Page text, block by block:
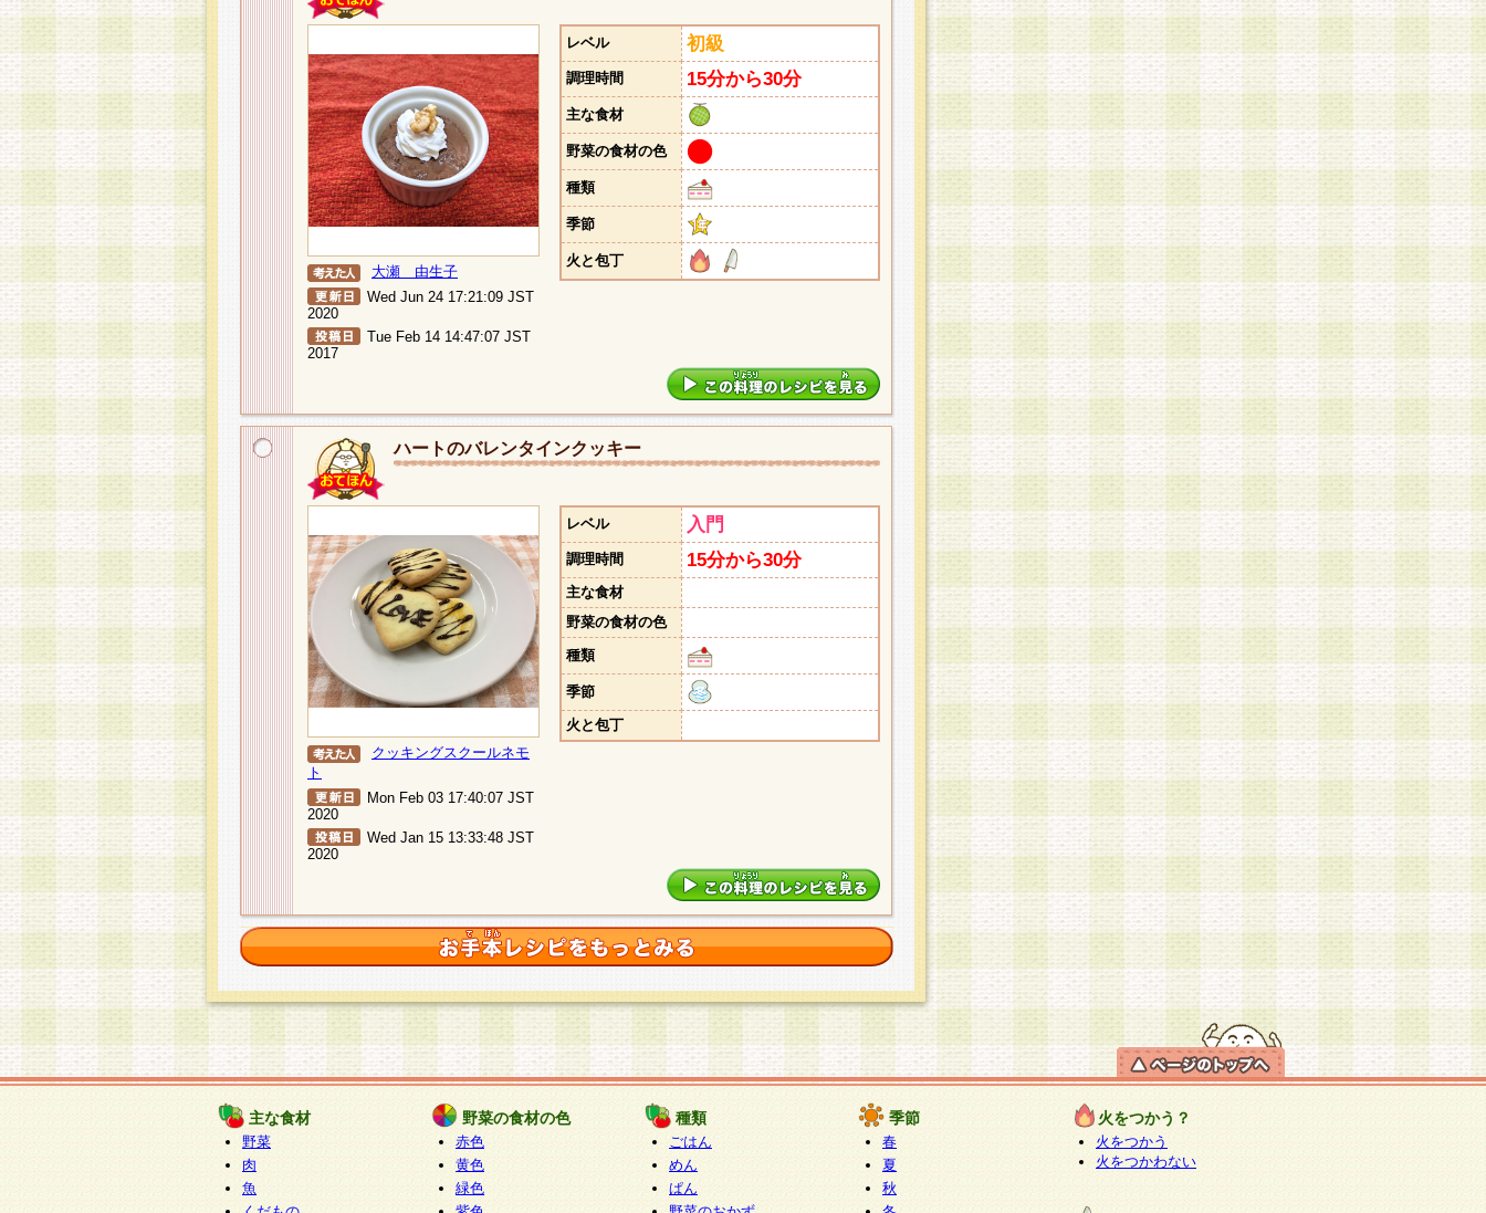
大瀬 由生子
Wed Jun 24 17:21:09 JST
2020
Tue Feb 14 14:47:07 JST
2017
レベル 初級
調理時間 15分から30分
主な食材
野菜の食材の色
種類
季節
火と包丁
ハートのバレンタインクッキー
クッキングスクールネモ
ト
Mon Feb 03 17:40:07 JST
2020
Wed Jan 15 13:33:48 JST
2020
レベル 入門
調理時間 15分から30分
主な食材
野菜の食材の色
種類
季節
火と包丁
主な食材
野菜
肉
魚
野菜の食材の色
赤色
黄色
緑色
種類
ごはん
めん
ぱん
季節
春
夏
秋
火をつかう？
火をつかう
火をつかわない